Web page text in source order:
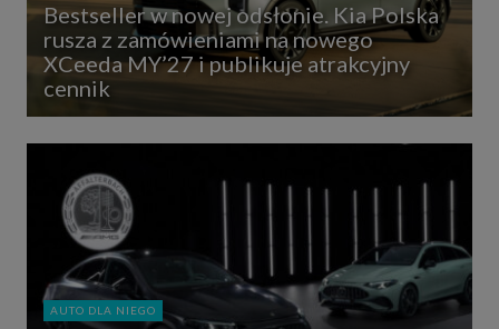
Bestseller w nowej odsłonie. Kia Polska
rusza z zamówieniami na nowego
XCeeda MY’27 i publikuje atrakcyjny
cennik
AUTO DLA NIEGO